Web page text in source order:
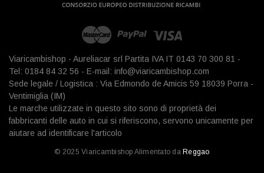
Viaricambishop - Aureliacar srl Partita IVA IT 0143 70 300 81 -
Tel: 0184 84 32 56 - E-mail: info@viaricambishop.com
Sede legale / Logistica : Via Edmondo de Amicis 59 18039 Porra -
Ventimiglia (IM)
Le marche utilizzate in questo sito sono di proprietà dei
fabbricanti delle auto in cui si riferiscono, servono unicamente per
aiutare ad identificare l'articolo
© 2025 Viaricambishop Alimentato da Reggao